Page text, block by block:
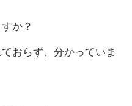
か？
おらず、分かっていま